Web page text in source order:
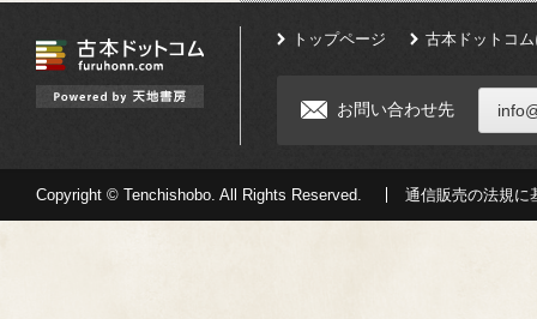
トップページ 古本ドットコ
お問い合わせ先
Copyright © Tenchishobo. All Rights Reserved. 通信販売の法規に